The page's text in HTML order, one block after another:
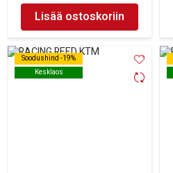
Lisää ostoskoriin
Soodushind -19%
Kesklaos
Soodushind -19%
Kesklaos